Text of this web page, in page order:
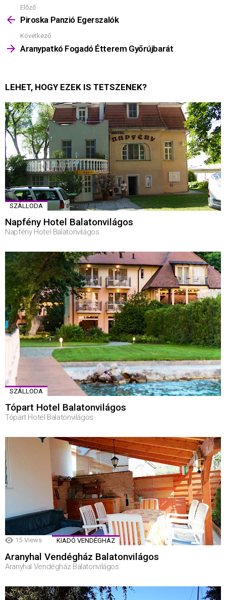
Mutass
többet
Előző
Piroska Panzió Egerszalók
Következő
Aranypatkó Fogadó Étterem Győrújbarát
LEHET, HOGY EZEK IS TETSZENEK?
SZÁLLODA
Napfény Hotel Balatonvilágos
Napfény Hotel Balatonvilágos
SZÁLLODA
Tópart Hotel Balatonvilágos
Tópart Hotel Balatonvilágos
15 Views KIADÓ VENDÉGHÁZ
Aranyhal Vendégház Balatonvilágos
Aranyhal Vendégház Balatonvilágos